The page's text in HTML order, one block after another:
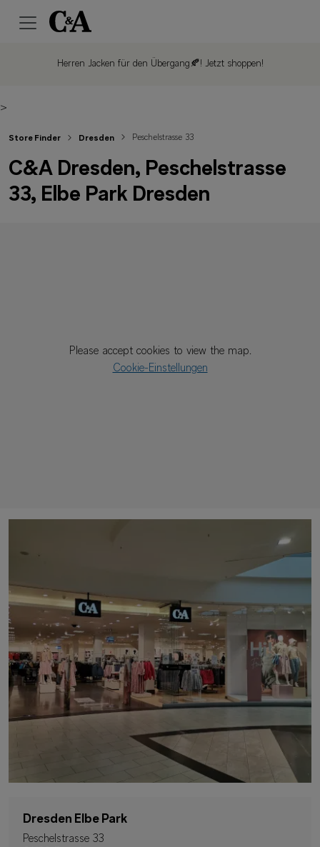
Herren Jacken für den Übergang🍂! Jetzt shoppen!
>
Please accept cookies to view the map.
Cookie-Einstellungen
Store Finder Dresden Peschelstrasse 33
C&A Dresden, Peschelstrasse
33, Elbe Park Dresden
Dresden Elbe Park
Peschelstrasse 33